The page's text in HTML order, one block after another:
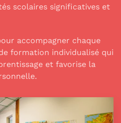
scolaires significatives et
accompagner chaque
formation individualisé qui
et favorise la